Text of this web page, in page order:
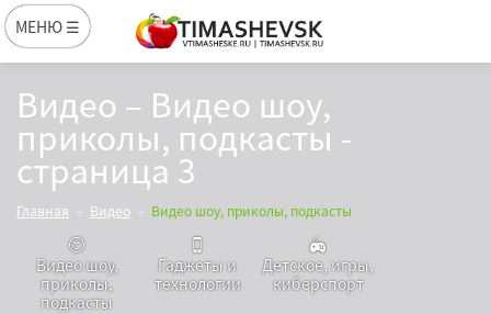
МЕНЮ ☰
Видео – Видео шоу,
приколы, подкасты -
страница 3
Главная Видео Видео шоу, приколы, подкасты
Видео шоу,
приколы,
подкасты
Гаджеты и
технологии
Детское, игры,
киберспорт